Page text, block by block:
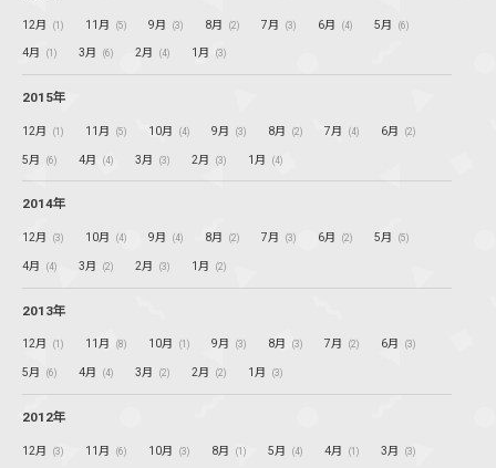
12月 (1) 11月 (5) 9月 (3) 8月 (2) 7月 (3) 6月 (4) 5月 (6)
4月 (1) 3月 (6) 2月 (4) 1月 (3)
2015年
12月 (1) 11月 (5) 10月 (4) 9月 (3) 8月 (2) 7月 (4) 6月 (2)
5月 (6) 4月 (4) 3月 (3) 2月 (3) 1月 (4)
2014年
12月 (3) 10月 (4) 9月 (4) 8月 (2) 7月 (3) 6月 (2) 5月 (5)
4月 (4) 3月 (2) 2月 (3) 1月 (2)
2013年
12月 (1) 11月 (8) 10月 (1) 9月 (3) 8月 (3) 7月 (2) 6月 (3)
5月 (6) 4月 (4) 3月 (2) 2月 (2) 1月 (3)
2012年
12月 (3) 11月 (6) 10月 (3) 8月 (1) 5月 (4) 4月 (1) 3月 (3)